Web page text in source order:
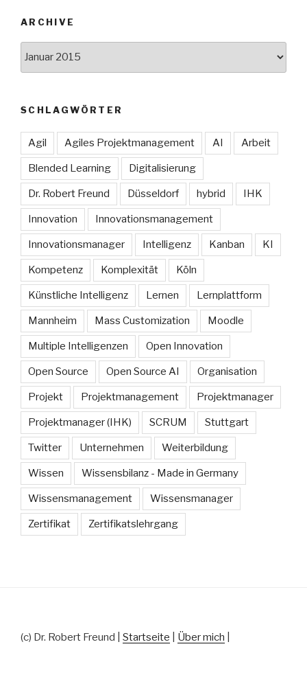
ARCHIVE
SCHLAGWÖRTER
Agil Agiles Projektmanagement AI Arbeit
Blended Learning Digitalisierung
Dr. Robert Freund Düsseldorf hybrid IHK
Innovation Innovationsmanagement
Innovationsmanager Intelligenz Kanban KI
Kompetenz Komplexität Köln
Künstliche Intelligenz Lernen Lernplattform
Mannheim Mass Customization Moodle
Multiple Intelligenzen Open Innovation
Open Source Open Source AI Organisation
Projekt Projektmanagement Projektmanager
Projektmanager (IHK) SCRUM Stuttgart
Twitter Unternehmen Weiterbildung
Wissen Wissensbilanz - Made in Germany
Wissensmanagement Wissensmanager
Zertifikat Zertifikatslehrgang
(c) Dr. Robert Freund | Startseite Über mich